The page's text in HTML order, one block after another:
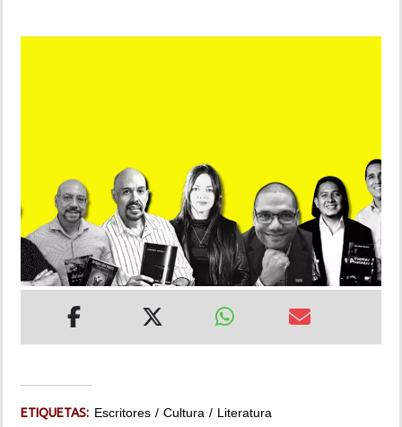
INSÓLITAS
MULTIMEDIA
IMPRESO
ETIQUETAS: Escritores Cultura Literatura